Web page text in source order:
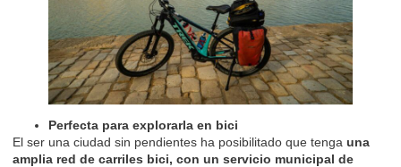
Perfecta para explorarla en bici
El ser una ciudad sin pendientes ha posibilitado que tenga una
amplia red de carriles bici, con un servicio municipal de